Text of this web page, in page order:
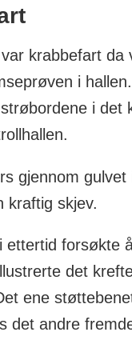
krabbefart da
i
i det
gjennom gulvet
kraftig skjev.
ettertid forsøkte
det
ene
det andre